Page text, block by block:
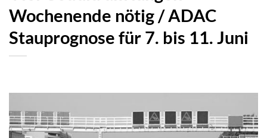
Wochenende nötig / ADAC
Stauprognose für 7. bis 11. Juni